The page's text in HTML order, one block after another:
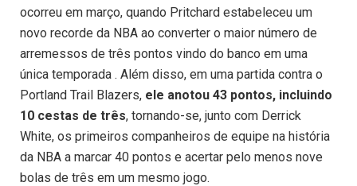
ocorreu em março, quando Pritchard estabeleceu um
novo recorde da NBA ao converter o maior número de
arremessos de três pontos vindo do banco em uma
única temporada . Além disso, em uma partida contra o
Portland Trail Blazers, ele anotou 43 pontos, incluindo
10 cestas de três, tornando-se, junto com Derrick
White, os primeiros companheiros de equipe na história
da NBA a marcar 40 pontos e acertar pelo menos nove
bolas de três em um mesmo jogo.